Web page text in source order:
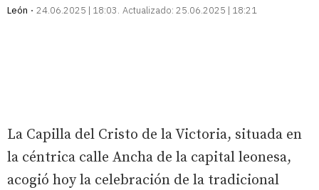
León
24.06.2025 | 18:03 Actualizado: 25.06.2025 | 18:21
La Capilla del Cristo de la Victoria, situada en
la céntrica calle Ancha de la capital leonesa,
acogió hoy la celebración de la tradicional